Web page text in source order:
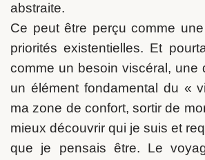
abstraite.
Ce peut être perçu comme
priorités existentielles. Et
comme un besoin viscéral, une
un élément fondamental du «
ma zone de confort, sortir de
mieux découvrir qui je suis et
que je pensais être. Le